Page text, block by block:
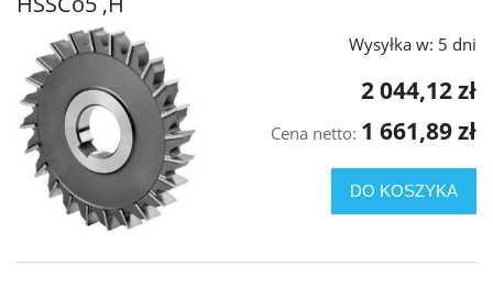
Wysyłka w: 5 dni
2 044,12 zł
Cena netto: 1 661,89 zł
DO KOSZYKA